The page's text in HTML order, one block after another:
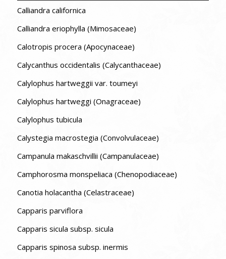
Calliandra californica
Calliandra eriophylla (Mimosaceae)
Calotropis procera (Apocynaceae)
Calycanthus occidentalis (Calycanthaceae)
Calylophus hartweggii var. toumeyi
Calylophus hartweggi (Onagraceae)
Calylophus tubicula
Calystegia macrostegia (Convolvulaceae)
Campanula makaschvillii (Campanulaceae)
Camphorosma monspeliaca (Chenopodiaceae)
Canotia holacantha (Celastraceae)
Capparis parviflora
Capparis sicula subsp. sicula
Capparis spinosa subsp. inermis